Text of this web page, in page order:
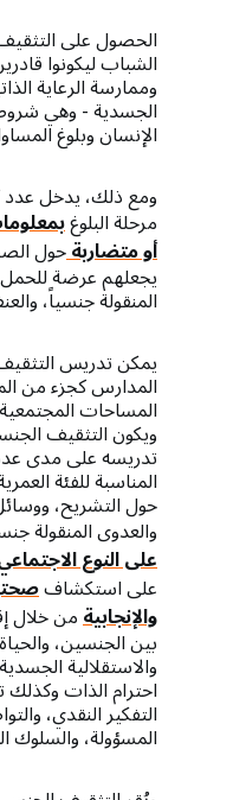
الحصول على
الشباب ليكونوا
وممارسة الرعاية
الجسدية - وهي
الإنسان وبلوغ
ومع ذلك، يدخل عدد
مرحلة البلوغ
أو متضاربةحول
يجعلهم عرضة
المنقولة جنسياً،
يمكن تدريس
المدارس كجزء من
المساحات
ويكون التثقيف
تدريسه على مدى
المناسبة للفئة
حول التشريح،
والعدوى المنقولة
على النوع
على استكشاف
والإنجابيةمن خلال
بين الجنسين،
والاستقلالية
احترام الذات
التفكير النقدي،
المسؤولة، والسلوك